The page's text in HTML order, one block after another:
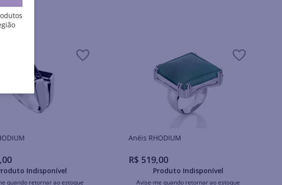
RHODIUM
,00
Indisponível
quando retornar ao estoque
Anéis RHODIUM
R$ 519,00
Produto Indisponível
Avise-me quando retornar ao estoque